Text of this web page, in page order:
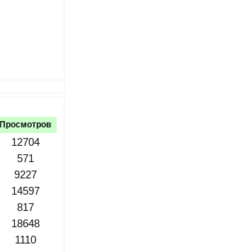
Просмотров
12704
571
9227
14597
817
18648
1110